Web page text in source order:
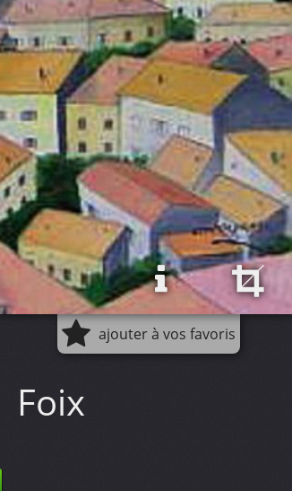
ajouter à vos favoris
Foix